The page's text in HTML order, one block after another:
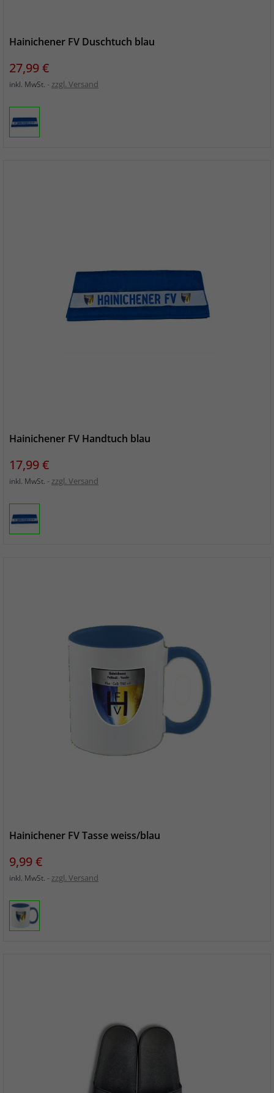
Hainichener FV Duschtuch blau
Preis
27,99 €
inkl. MwSt. zzgl. Versand
Hainichener FV Handtuch blau
Preis
17,99 €
inkl. MwSt. zzgl. Versand
Hainichener FV Tasse weiss/blau
Preis
9,99 €
inkl. MwSt. zzgl. Versand